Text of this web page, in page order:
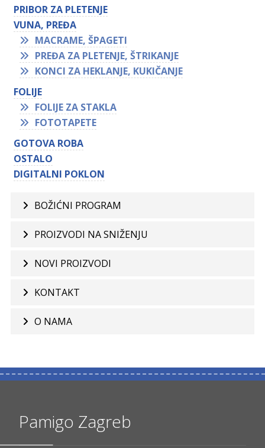
PRIBOR ZA PLETENJE
VUNA, PREĐA
MACRAME, ŠPAGETI
PREĐA ZA PLETENJE, ŠTRIKANJE
KONCI ZA HEKLANJE, KUKIČANJE
FOLIJE
FOLIJE ZA STAKLA
FOTOTAPETE
GOTOVA ROBA
OSTALO
DIGITALNI POKLON
BOŽIĆNI PROGRAM
PROIZVODI NA SNIŽENJU
NOVI PROIZVODI
KONTAKT
O NAMA
Pamigo Zagreb